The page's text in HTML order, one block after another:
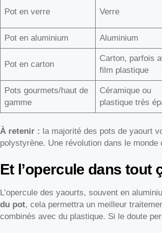
Pot en verre Verre
Pot en aluminium Aluminium
Pot en carton
Carton, parfois
film plastique
Pots gourmets/haut de
gamme
Céramique ou
plastique très
À retenir : la majorité des pots de yaourt
polystyrène. Une révolution dans le monde
Et l’opercule dans tout
L’opercule des yaourts, souvent en
du pot, cela permettra un meilleur
combinés avec du plastique. Si le doute